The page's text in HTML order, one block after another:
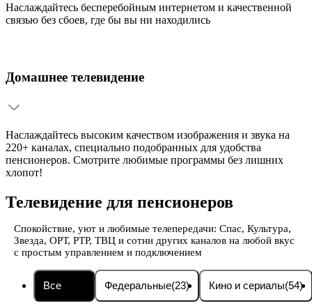
Наслаждайтесь бесперебойным интернетом и качественной
связью без сбоев, где бы вы ни находились
Домашнее телевидение
Наслаждайтесь высоким качеством изображения и звука на
220+ каналах, специально подобранных для удобства
пенсионеров. Смотрите любимые программы без лишних
хлопот!
Телевидение для пенсионеров
Спокойствие, уют и любимые телепередачи: Спас, Культура,
Звезда, ОРТ, РТР, ТВЦ и сотни других каналов на любой вкус
с простым управлением и подключением
Все Федеральные(23) Кино и сериалы(54)